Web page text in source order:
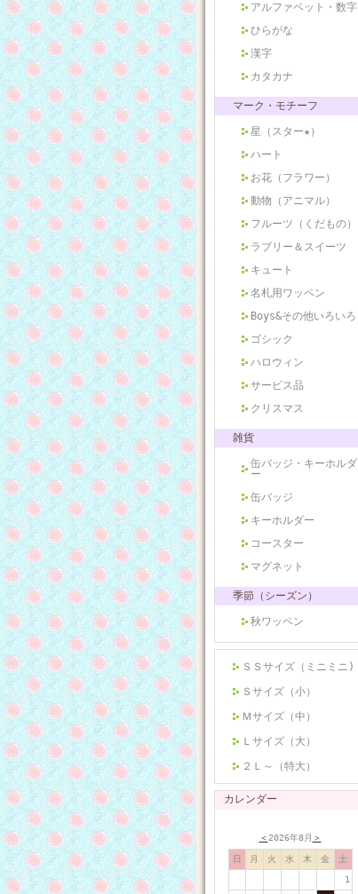
アルファベット・数字
ひらがな
漢字
カタカナ
マーク・モチーフ
星（スター★）
ハート
お花（フラワー）
動物（アニマル）
フルーツ（くだもの）
ラブリー＆スイーツ
キュート
名札用ワッペン
Boys&その他いろいろ
ゴシック
ハロウィン
サービス品
クリスマス
雑貨
缶バッジ・キーホルダ
ー
缶バッジ
キーホルダー
コースター
マグネット
季節（シーズン）
秋ワッペン
ＳＳサイズ（ミニミニ)
Ｓサイズ（小）
Ｍサイズ（中）
Ｌサイズ（大）
２Ｌ～（特大）
カレンダー
＜ 2026年8月 ＞
日 月 火 水 木 金 土
1